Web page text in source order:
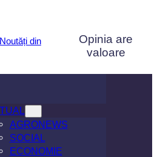
Opinia are
valoare
AGRONEWS
SOCIAL
ECONOMIE